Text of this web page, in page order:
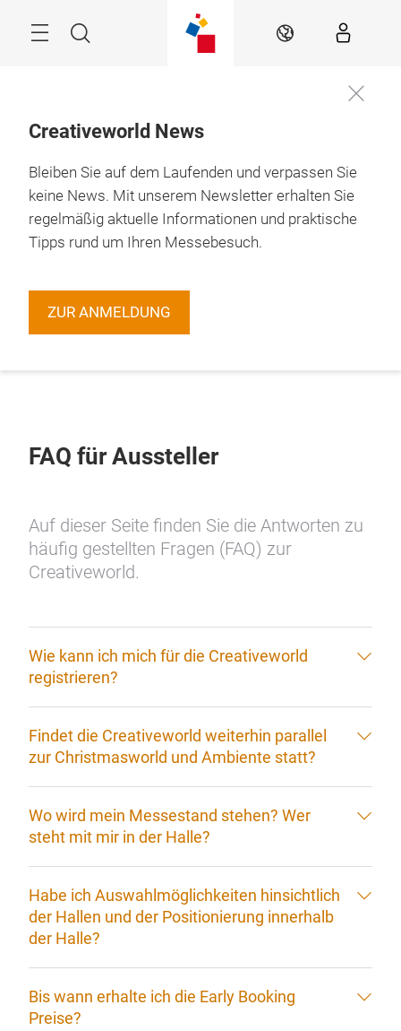
Suche DE
Creativeworld News
Bleiben Sie auf dem Laufenden und verpassen Sie
keine News. Mit unserem Newsletter erhalten Sie
regelmäßig aktuelle Informationen und praktische
Tipps rund um Ihren Messebesuch.
ZUR ANMELDUNG
FAQ für Aussteller
Auf dieser Seite finden Sie die Antworten zu
häufig gestellten Fragen (FAQ) zur
Creativeworld.
Wie kann ich mich für die Creativeworld
registrieren?
Findet die Creativeworld weiterhin parallel
zur Christmasworld und Ambiente statt?
Wo wird mein Messestand stehen? Wer
steht mit mir in der Halle?
Habe ich Auswahlmöglichkeiten hinsichtlich
der Hallen und der Positionierung innerhalb
der Halle?
Bis wann erhalte ich die Early Booking
Preise?